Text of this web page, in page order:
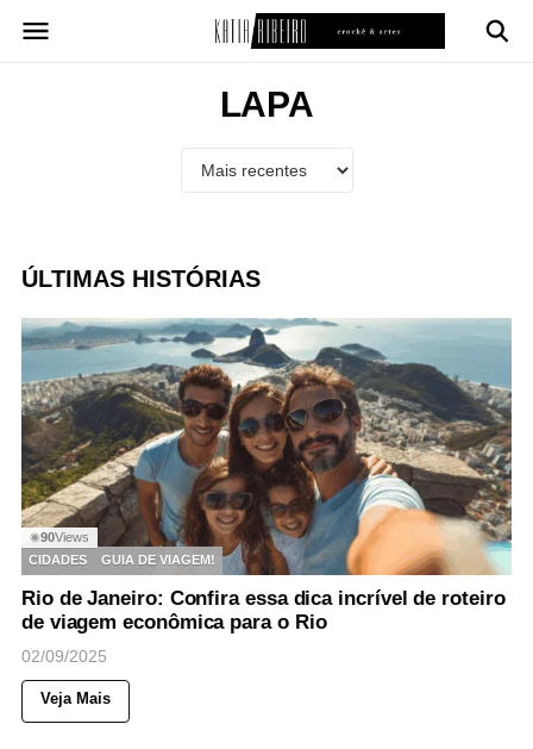
para
LAPA
ÚLTIMAS HISTÓRIAS
◉90Views
CIDADES
GUIA DE VIAGEM!
Rio de Janeiro: Confira essa dica incrível de roteiro
de viagem econômica para o Rio
02/09/2025
Veja Mais